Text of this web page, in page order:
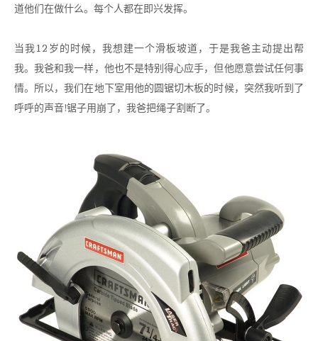
道他们在做什么。每个人都在即兴发挥。
当我12岁的时候，我想建一个滑板坡道，于是我爸主动提出帮
我。我爸和我一样，他也不是特别得心应手，但他愿意尝试任何事
情。所以，我们在地下室用他的圆锯切木板的时候，突然我听到了
呼呼的声音!锯子用崩了，我爸把绳子割断了。